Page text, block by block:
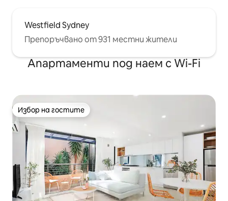
Westfield Sydney
Препоръчвано от 931 местни жители
Апартаменти под наем с Wi-Fi
Избор на гостите
Избор на гостите